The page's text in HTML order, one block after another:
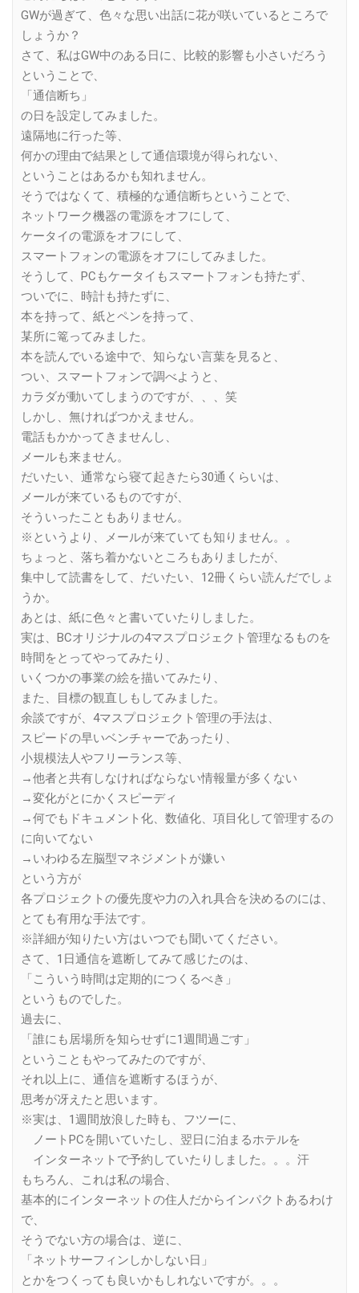
GWが過ぎて、色々な思い出話に花が咲いているところで
しょうか？
さて、私はGW中のある日に、比較的影響も小さいだろう
ということで、
「通信断ち」
の日を設定してみました。
遠隔地に行った等、
何かの理由で結果として通信環境が得られない、
ということはあるかも知れません。
そうではなくて、積極的な通信断ちということで、
ネットワーク機器の電源をオフにして、
ケータイの電源をオフにして、
スマートフォンの電源をオフにしてみました。
そうして、PCもケータイもスマートフォンも持たず、
ついでに、時計も持たずに、
本を持って、紙とペンを持って、
某所に篭ってみました。
本を読んでいる途中で、知らない言葉を見ると、
つい、スマートフォンで調べようと、
カラダが動いてしまうのですが、、、笑
しかし、無ければつかえません。
電話もかかってきませんし、
メールも来ません。
だいたい、通常なら寝て起きたら30通くらいは、
メールが来ているものですが、
そういったこともありません。
※というより、メールが来ていても知りません。。
ちょっと、落ち着かないところもありましたが、
集中して読書をして、だいたい、12冊くらい読んだでしょ
うか。
あとは、紙に色々と書いていたりしました。
実は、BCオリジナルの4マスプロジェクト管理なるものを
時間をとってやってみたり、
いくつかの事業の絵を描いてみたり、
また、目標の観直しもしてみました。
余談ですが、4マスプロジェクト管理の手法は、
スピードの早いベンチャーであったり、
小規模法人やフリーランス等、
→他者と共有しなければならない情報量が多くない
→変化がとにかくスピーディ
→何でもドキュメント化、数値化、項目化して管理するの
に向いてない
→いわゆる左脳型マネジメントが嫌い
という方が
各プロジェクトの優先度や力の入れ具合を決めるのには、
とても有用な手法です。
※詳細が知りたい方はいつでも聞いてください。
さて、1日通信を遮断してみて感じたのは、
「こういう時間は定期的につくるべき」
というものでした。
過去に、
「誰にも居場所を知らせずに1週間過ごす」
ということもやってみたのですが、
それ以上に、通信を遮断するほうが、
思考が冴えたと思います。
※実は、1週間放浪した時も、フツーに、
ノートPCを開いていたし、翌日に泊まるホテルを
インターネットで予約していたりしました。。。汗
もちろん、これは私の場合、
基本的にインターネットの住人だからインパクトあるわけ
で、
そうでない方の場合は、逆に、
「ネットサーフィンしかしない日」
とかをつくっても良いかもしれないですが。。。